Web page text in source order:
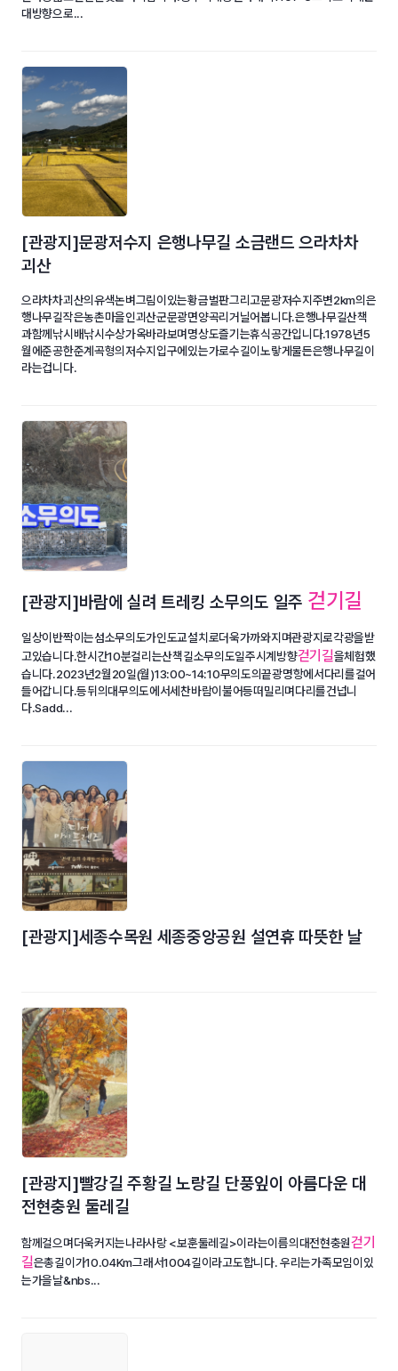
대방향으로...
[관광지]문광저수지 은행나무길 소금랜드 으라차차
괴산
으라차차괴산의유색논벼그림이있는황금벌판그리고문광저수지주변2km의은
행나무길작은농촌마을인괴산군문광면양곡리거닐어봅니다.은행나무길산책
과함께낚시배낚시수상가옥바라보며명상도즐기는휴식공간입니다.1978년5
월에준공한준계곡형의저수지입구에있는가로수길이노랗게물든은행나무길이
라는겁니다.
[관광지]바람에 실려 트레킹 소무의도 일주 걷기길
일상이반짝이는섬소무의도가인도교설치로더욱가까와지며관광지로각광을받
고있습니다.한시간10분걸리는산책길소무의도일주시계방향걷기길을체험했
습니다.2023년2월20일(월)13:00~14:10무의도의끝광명항에서다리를걸어
들어갑니다.등뒤의대무의도에서세찬바람이불어등떠밀리며다리를건넙니
다.Sadd...
[관광지]세종수목원 세종중앙공원 설연휴 따뜻한 날
[관광지]빨강길 주황길 노랑길 단풍잎이 아름다운 대
전현충원 둘레길
함께걸으며더욱커지는나라사랑 <보훈둘레길>이라는이름의대전현충원걷기
길은총길이가10.04Km그래서1004길이라고도합니다. 우리는가족모임이있
는가을날&nbs...